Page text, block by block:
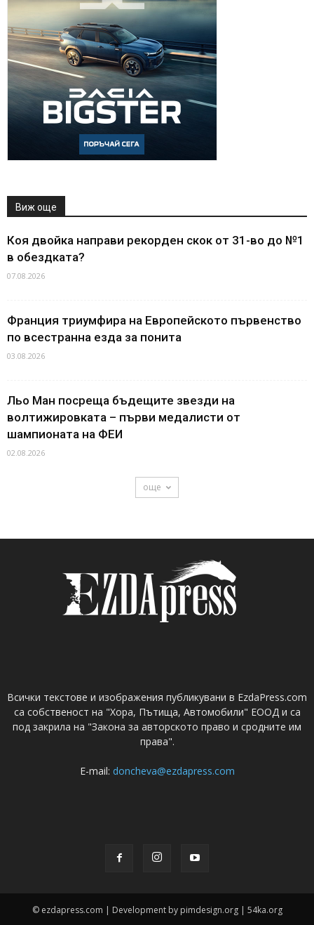
Виж още
Коя двойка направи рекорден скок от 31-во до №1
в обездката?
07.08.2026
Франция триумфира на Европейското първенство
по всестранна езда за понита
03.08.2026
Льо Ман посреща бъдещите звезди на
волтижировката – първи медалисти от
шампионата на ФЕИ
02.08.2026
още
Всички текстове и изображения публикувани в EzdaPress.com
са собственост на "Хора, Пътища, Автомобили" ЕООД и са
под закрила на "Закона за авторското право и сродните им
права".
E-mail: doncheva@ezdapress.com
© ezdapress.com | Development by pimdesign.org | 54ka.org